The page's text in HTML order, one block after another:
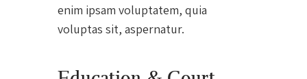
enim ipsam voluptatem, quia
voluptas sit, aspernatur.